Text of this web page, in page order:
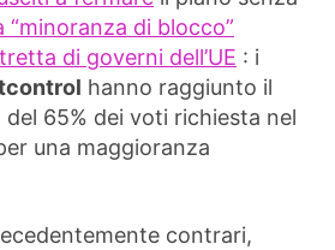
“minoranza di blocco”
di governi dell’UE : i
hanno raggiunto il
del 65% dei voti richiesta nel
una maggioranza
contrari,